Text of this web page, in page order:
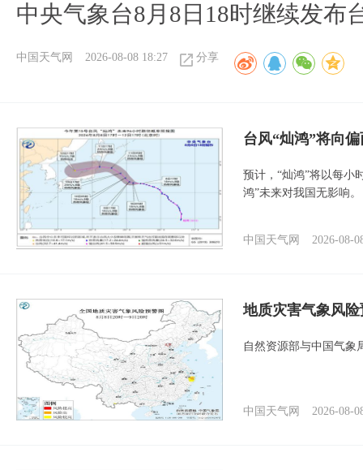
中央气象台8月8日18时继续发布
中国天气网 2026-08-08 18:27 分享
台风“灿鸿”将向
预计，“灿鸿”将以每小
鸿”未来对我国无影响。
中国天气网 2026-08-
地质灾害气象风
自然资源部与中国气象
中国天气网 2026-08-